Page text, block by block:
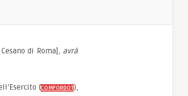
Cesano di Roma] , avrà
(COMFORDOT),